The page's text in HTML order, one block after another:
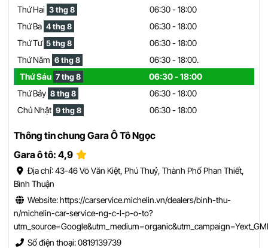
Thứ Hai 3 thg 8
06:30 - 18:00
Thứ Ba 4 thg 8
06:30 - 18:00
Thứ Tư 5 thg 8
06:30 - 18:00
Thứ Năm 6 thg 8
06:30 - 18:00.
Thứ Sáu 7 thg 8
06:30 - 18:00
Thứ Bảy 8 thg 8
06:30 - 18:00
Chủ Nhật 9 thg 8 06:30 - 18:00
Thông tin chung Gara Ô Tô Ngọc
Gara ô tô: 4,9
Địa chỉ: 43-46 Võ Văn Kiệt, Phú Thuỷ, Thành Phố Phan Thiết,
Bình Thuận
Website: https://carservice.michelin.vn/dealers/binh-thu-
n/michelin-car-service-ng-c-l-p-o-to?
Số điện thoại: 0819139739